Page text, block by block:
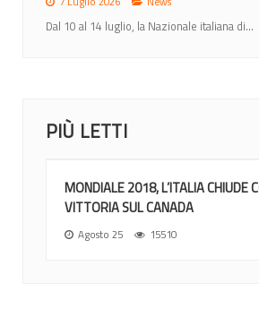
Dal 10 al 14 luglio, la Nazionale italiana di...
PIÙ LETTI
MONDIALE 2018, L’ITALIA CHIUDE
VITTORIA SUL CANADA
Agosto 25 15510